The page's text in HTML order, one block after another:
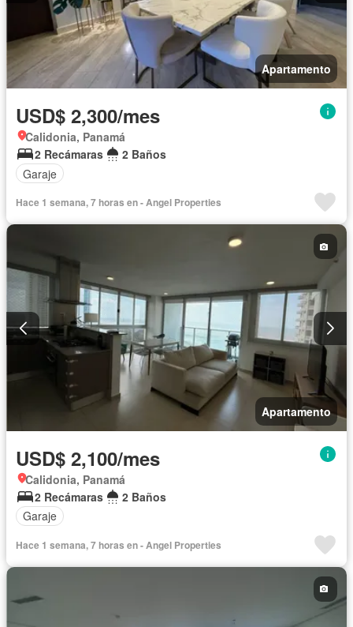
Apartamento
USD$ 2,300/mes
Calidonia, Panamá
2 Recámaras
2 Baños
Garaje
Hace 1 semana, 7 horas en - Angel Properties
Apartamento
USD$ 2,100/mes
Calidonia, Panamá
2 Recámaras
2 Baños
Garaje
Hace 1 semana, 7 horas en - Angel Properties